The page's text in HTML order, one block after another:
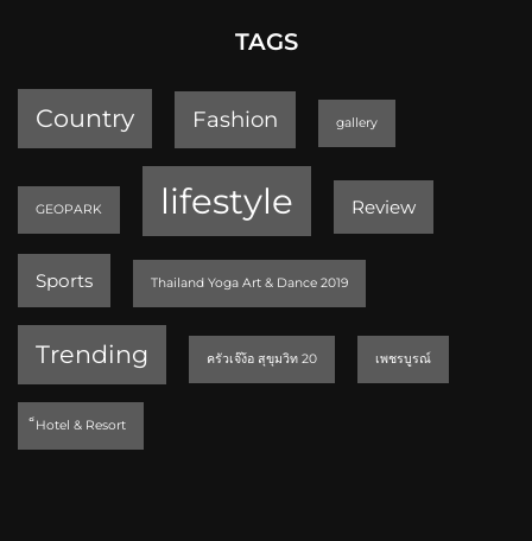
TAGS
Country Fashion gallery
GEOPARK lifestyle Review
Sports Thailand Yoga Art & Dance 2019
Trending ครัวเจ๊ง้อ สุขุมวิท 20 เพชรบูรณ์
็Hotel & Resort